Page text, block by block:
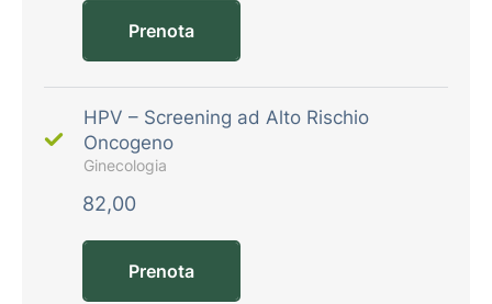
Prenota
HPV – Screening ad Alto Rischio
Oncogeno
Ginecologia
82,00
Prenota